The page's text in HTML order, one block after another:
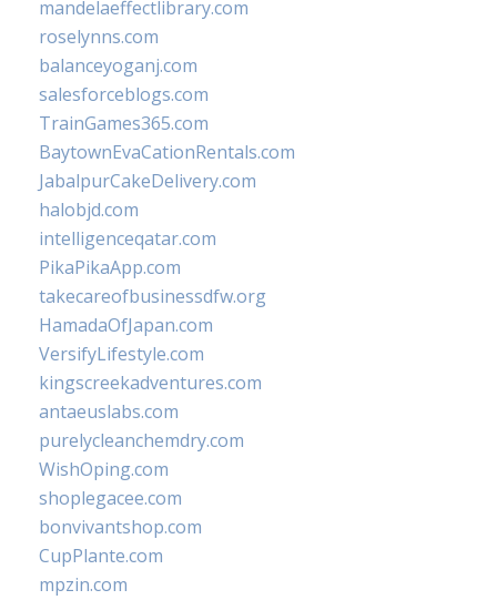
mandelaeffectlibrary.com
roselynns.com
balanceyoganj.com
salesforceblogs.com
TrainGames365.com
BaytownEvaCationRentals.com
JabalpurCakeDelivery.com
halobjd.com
intelligenceqatar.com
PikaPikaApp.com
takecareofbusinessdfw.org
HamadaOfJapan.com
VersifyLifestyle.com
kingscreekadventures.com
antaeuslabs.com
purelycleanchemdry.com
WishOping.com
shoplegacee.com
bonvivantshop.com
CupPlante.com
mpzin.com